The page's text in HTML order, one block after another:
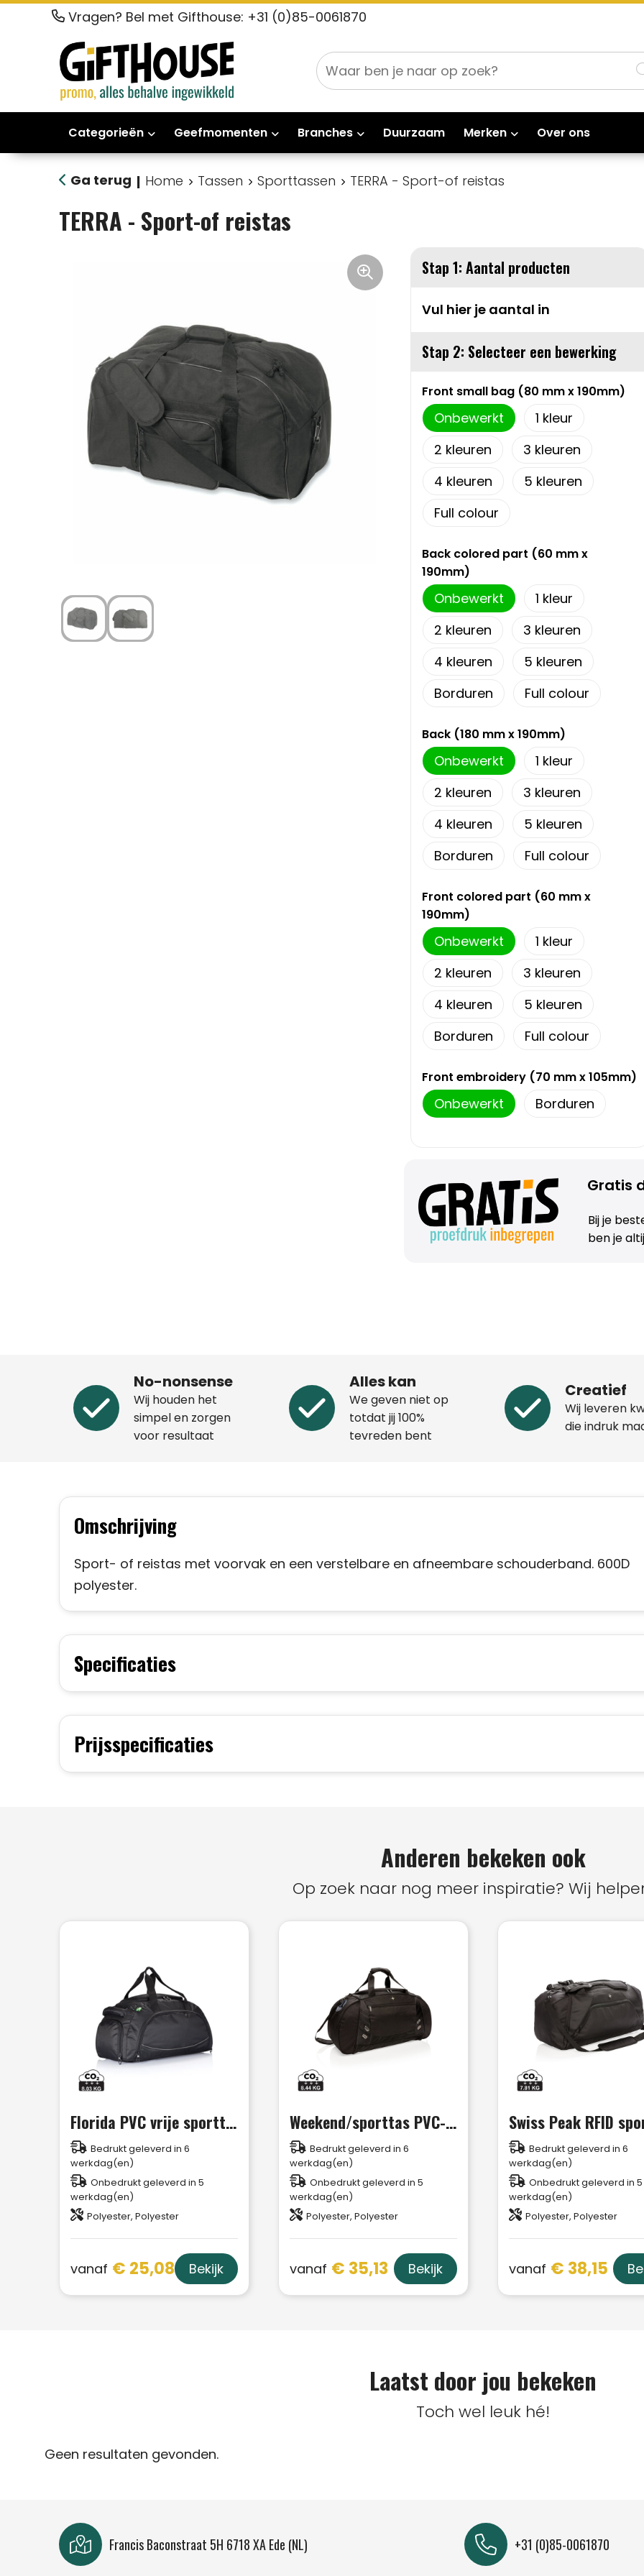
Vragen? Bel met Gifthouse: +31 (0)85-0061870
Categorieën Geefmomenten Branches Duurzaam Merken Over ons
Ga terug | Home Tassen Sporttassen TERRA - Sport-of reistas
TERRA - Sport-of reistas
Stap 1: Aantal producten
Vul hier je aantal in
Stap 2: Selecteer een bewerking
Front small bag (80 mm x 190mm)
Onbewerkt
1
2
3
4
5
Full colour
Back colored part (60 mm x
190mm)
Onbewerkt
1
2
3
4
5
Borduren
Full colour
Back (180 mm x 190mm)
Onbewerkt
1
2
3
4
5
Borduren
Full colour
Front colored part (60 mm x
190mm)
Onbewerkt
1
2
3
4
5
Borduren
Full colour
Front embroidery (70 mm x 105mm)
Onbewerkt Borduren
Gratis
Bij je
ben je
No-nonsense
Wij houden het
simpel en zorgen
voor resultaat
Alles kan
We geven niet op
totdat jij 100%
tevreden bent
Creatief
Wij leveren
die indruk
Omschrijving
Sport- of reistas met voorvak en een verstelbare en afneembare schouderband. 600D
polyester.
Specificaties
Prijsspecificaties
Anderen bekeken ook
Op zoek naar nog meer inspiratie? Wij
Florida PVC vrije sporttas
Bedrukt geleverd in 6
werkdag(en)
Onbedrukt geleverd in 5
werkdag(en)
Polyester, Polyester
vanaf € 25,08 Bekijk
Weekend/sporttas PVC-vrij
Bedrukt geleverd in 6
werkdag(en)
Onbedrukt geleverd in 5
werkdag(en)
Polyester, Polyester
vanaf € 35,13 Bekijk
Bedrukt geleverd in 6
werkdag(en)
Onbedrukt geleverd in 5
werkdag(en)
Polyester, Polyester
vanaf € 38,15
Laatst door jou bekeken
Toch wel leuk hé!
Geen resultaten gevonden.
Francis Baconstraat 5H 6718 XA Ede (NL) +31 (0)85-0061870